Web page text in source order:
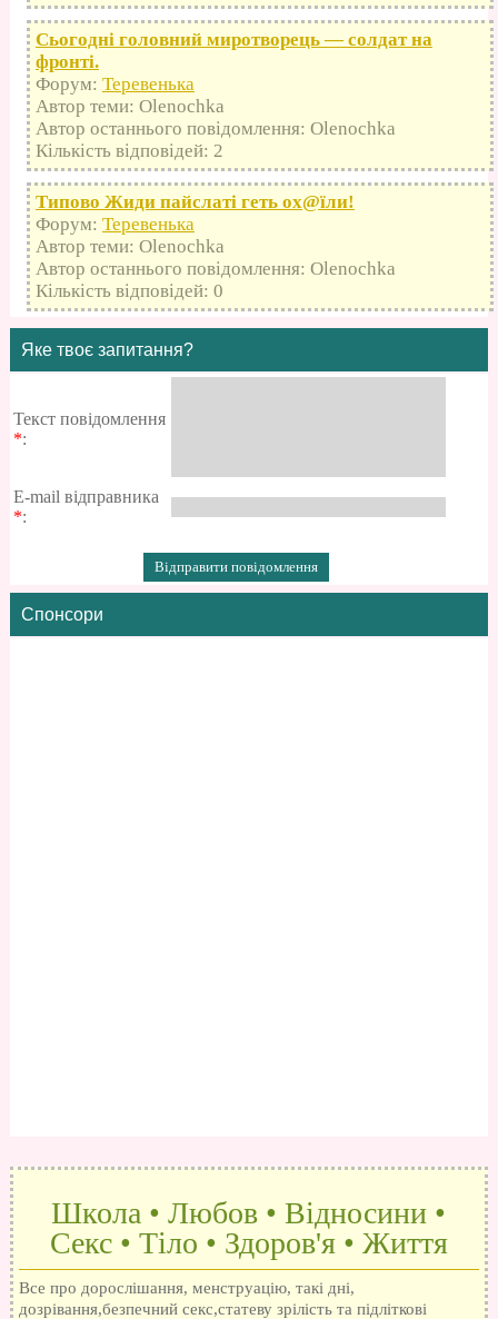
Сьогодні головний миротворець — солдат на
фронті.
Форум: Теревенька
Автор теми: Olenochka
Автор останнього повідомлення: Olenochka
Кількість відповідей: 2
Типово Жиди пайслаті геть оx@їли!
Форум: Теревенька
Автор теми: Olenochka
Автор останнього повідомлення: Olenochka
Кількість відповідей: 0
Яке твоє запитання?
Текст повідомлення
*:
E-mail відправника
*:
Спонсори
Школа • Любов • Відносини •
Секс • Тіло • Здоров'я • Життя
Все про дорослішання, менструацію, такі дні,
дозрівання,безпечний секс,статеву зрілість та підліткові